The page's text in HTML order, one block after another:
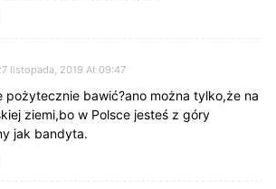
listopada, 2019 At 09:47
pożytecznie bawić?ano można tylko,że na
ziemi,bo w Polsce jesteś z góry
jak bandyta.